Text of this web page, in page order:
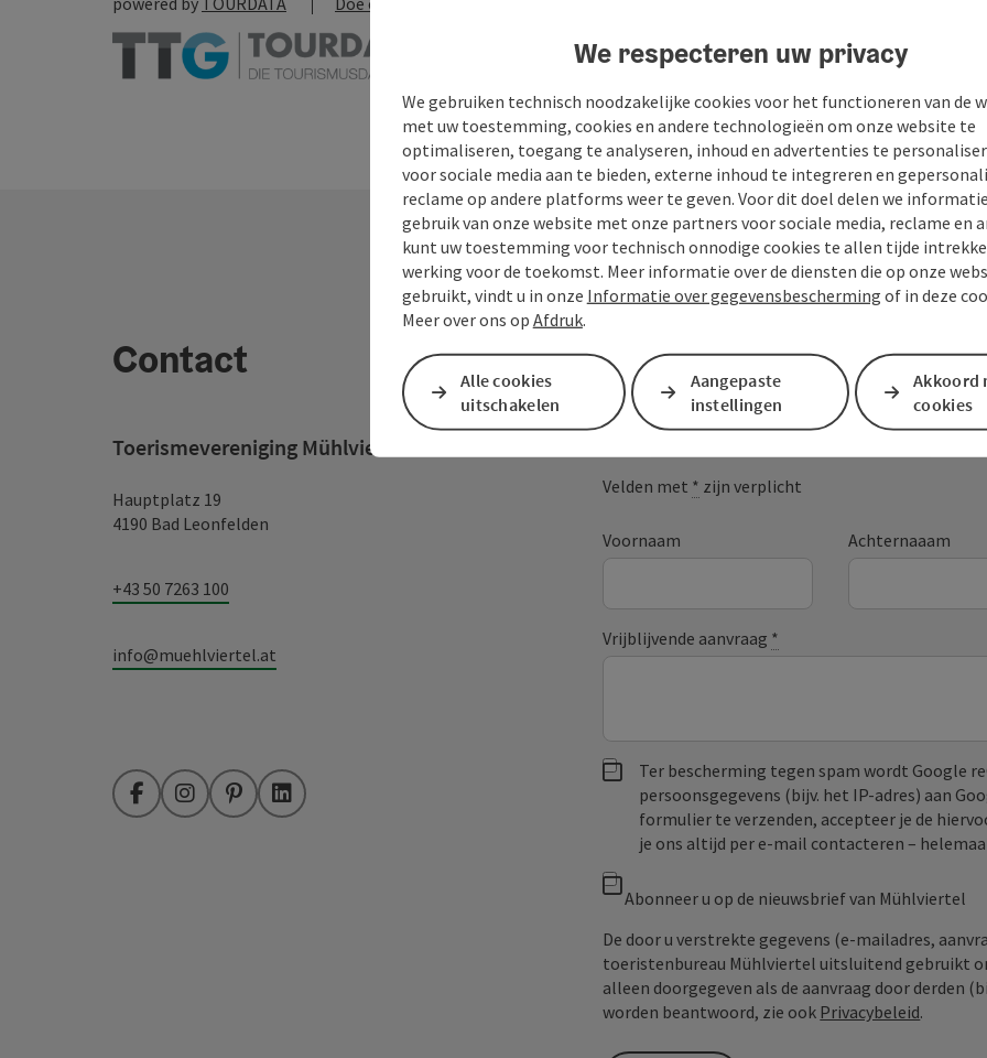
Contact
Toerismevereniging Mühlviertel
Hauptplatz 19
4190 Bad Leonfelden
+43 50 7263 100
info@muehlviertel.at
FacebookInstagramPinterestLinkedIn
Je bericht aan de
Mühlviertel
Velden met * zijn verplicht
Voornaam Achternaaam
Vrijblijvende aanvraag *
Ter bescherming tegen spam wordt Google
persoonsgegevens (bijv. het IP-adres) aan
formulier te verzenden, accepteer je de
je ons altijd per e‑mail contacteren –
Abonneer u op de nieuwsbrief van Mühlviertel
De door u verstrekte gegevens (e-mailadres,
toeristenbureau Mühlviertel uitsluitend gebruikt
alleen doorgegeven als de aanvraag door derden
worden beantwoord, zie ook Privacybeleid.
We respecteren uw privacy
We gebruiken technisch noodzakelijke cookies voor het functioneren van de
met uw toestemming, cookies en andere technologieën om onze website te
optimaliseren, toegang te analyseren, inhoud en advertenties te
voor sociale media aan te bieden, externe inhoud te integreren en
reclame op andere platforms weer te geven. Voor dit doel delen we
gebruik van onze website met onze partners voor sociale media, reclame en
kunt uw toestemming voor technisch onnodige cookies te allen tijde
werking voor de toekomst. Meer informatie over de diensten die op onze
gebruikt, vindt u in onze Informatie over gegevensbescherming of in deze
Meer over ons op Afdruk.
Alle cookies
uitschakelen
Aangepaste
instellingen
Akkoord
cookies